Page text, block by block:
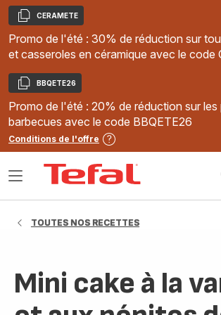
Copier
CERAMETE
Promo de l'été : 30% de réduction sur
et casseroles en céramique avec le code
Copier
BBQETE26
Promo de l'été : 20% de réduction sur les
barbecues avec le code BBQETE26
Conditions de l'offre
Ouvrir
TOUTES NOS RECETTES
Mini cake à la